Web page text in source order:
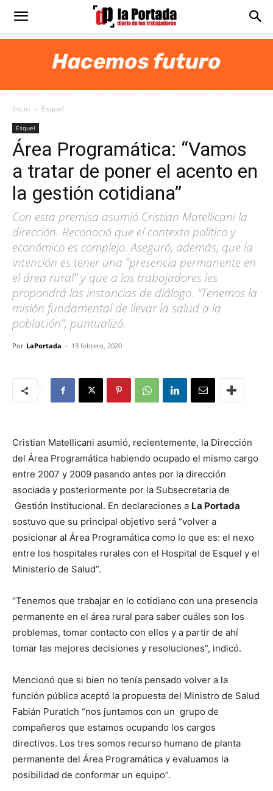
Diario
Portada
Inicio Esquel
Esquel
Área Programática: “Vamos
a tratar de poner el acento en
la gestión cotidiana”
Con esta premisa asumió Cristian Matellicani la
dirección. Reconoció que el contexto político y
económico es complejo. Aseguró, además, que la
intención es tener una “presencia permanente en
el área rural” y que a los trabajadores les
propondrá las instancias de diálogo. “Tenemos la
misión fundamental de llevar la salud a la
población”, puntualizó.
Por LaPortada - 13 febrero, 2020
Cristian Matellicani asumió, recientemente, la Dirección
del Área Programática habiendo ocupado el mismo cargo
entre 2007 y 2009 pasando antes por la dirección
asociada y posteriormente por la Subsecretaria de
Gestión Institucional. En declaraciones a La Portada
sostuvo que su principal objetivo será “volver a
posicionar al Área Programática como lo que es: el nexo
entre los hospitales rurales con el Hospital de Esquel y el
Ministerio de Salud”.
“Tenemos que trabajar en lo cotidiano con una presencia
permanente en el área rural para saber cuáles son los
problemas, tomar contacto con ellos y a partir de ahí
tomar las mejores decisiones y resoluciones”, indicó.
Mencionó que si bien no tenía pensado volver a la
función pública aceptó la propuesta del Ministro de Salud
Fabián Puratich “nos juntamos con un grupo de
compañeros que estamos ocupando los cargos
directivos. Los tres somos recurso humano de planta
permanente del Área Programática y evaluamos la
posibilidad de conformar un equipo”.